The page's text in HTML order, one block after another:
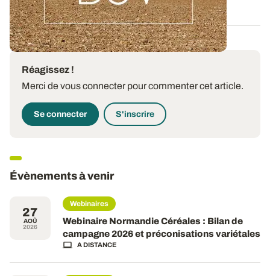
06 AOÛT 2026
Réagissez !
Merci de vous connecter pour commenter cet article.
Se connecter S'inscrire
Évènements à venir
27
AOÛ
2026
Webinaires
Webinaire Normandie Céréales : Bilan de
campagne 2026 et préconisations variétales
A DISTANCE